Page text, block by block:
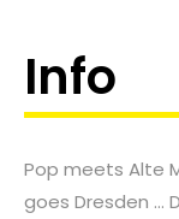
Info
Pop meets Alte
goes Dresden …